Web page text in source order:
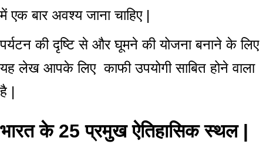
में एक बार अवश्य जाना चाहिए |
पर्यटन की दृष्टि से और घूमने की योजना बनाने के लिए
यह लेख आपके लिए काफी उपयोगी साबित होने वाला
है |
भारत के 25 प्रमुख ऐतिहासिक स्थल |